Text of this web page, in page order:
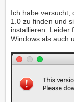
Ich habe versucht,
1.0 zu finden und
installieren. Leider
Windows als auch